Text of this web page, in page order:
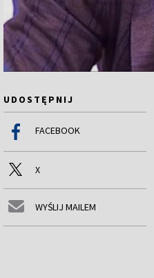
UDOSTĘPNIJ
FACEBOOK
X
WYŚLIJ MAILEM